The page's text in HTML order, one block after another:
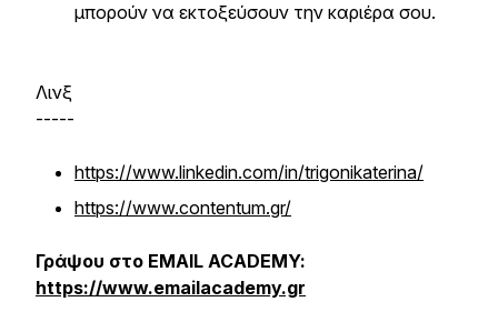
μπορούν να εκτοξεύσουν την καριέρα σου.
Λινξ
-----
https://www.linkedin.com/in/trigonikaterina/
https://www.contentum.gr/
Γράψου στο EMAIL ACADEMY:
https://www.emailacademy.gr